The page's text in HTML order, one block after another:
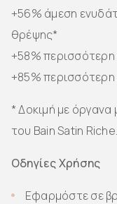
+56% άμεση
θρέψης*
+58%
+85%
* Δοκιμή με
του Bain Satin Riche.
Οδηγίες Χρήσης
Εφαρμόστε σε